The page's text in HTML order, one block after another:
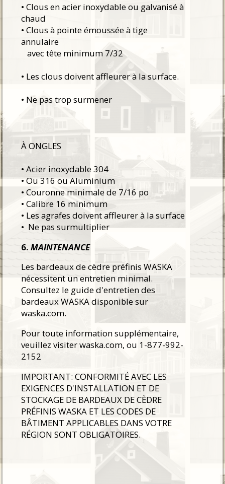
• Clous en acier inoxydable ou galvanisé à
chaud
• Clous à pointe émoussée à tige
annulaire
avec tête minimum 7/32
• Les clous doivent affleurer à la surface.
• Ne pas trop surmener
À ONGLES
• Acier inoxydable 304
• Ou 316 ou Aluminium
• Couronne minimale de 7/16 po
• Calibre 16 minimum
• Les agrafes doivent affleurer à la surface
• Ne pas surmultiplier
6.MAINTENANCE
Les bardeaux de cèdre préfinis WASKA
nécessitent un entretien minimal.
Consultez le guide d'entretien des
bardeaux WASKA disponible sur
waska.com.
Pour toute information supplémentaire,
veuillez visiter waska.com, ou 1-877-992-
2152
IMPORTANT: CONFORMITÉ AVEC LES
EXIGENCES D'INSTALLATION ET DE
STOCKAGE DE BARDEAUX DE CÈDRE
PRÉFINIS WASKA ET LES CODES DE
BÂTIMENT APPLICABLES DANS VOTRE
RÉGION SONT OBLIGATOIRES.